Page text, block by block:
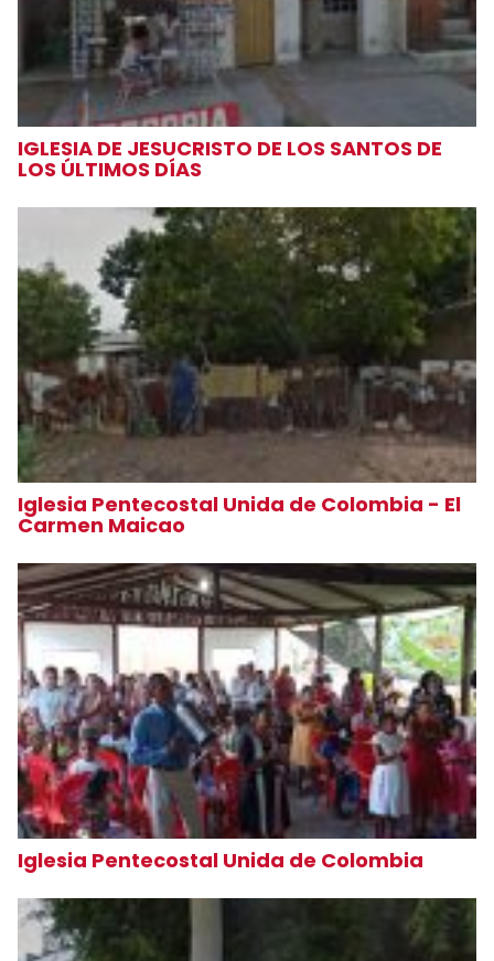
IGLESIA DE JESUCRISTO DE LOS SANTOS DE
LOS ÚLTIMOS DÍAS
Iglesia Pentecostal Unida de Colombia - El
Carmen Maicao
Iglesia Pentecostal Unida de Colombia